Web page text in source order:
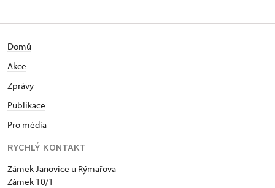
Domů
Akce
Zprávy
Publikace
Pro média
RYCHLÝ KONTAKT
Zámek Janovice u Rýmařova
Zámek 10/1